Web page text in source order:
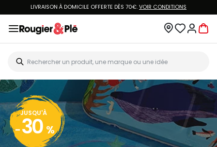
LIVRAISON À DOMICILE OFFERTE DÈS 70€.VOIR CONDITIONS
JUSQU'À
- 30 %